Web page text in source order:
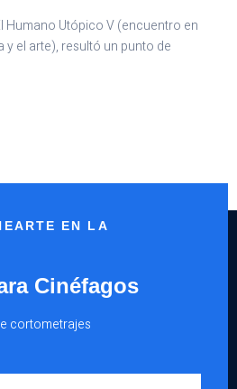
Humano Utópico V (encuentro en
el arte), resultó un punto de
EN LA
Cinéfagos
cortometrajes